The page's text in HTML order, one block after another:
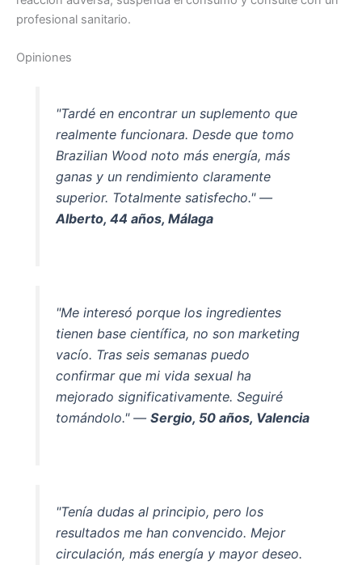
profesional sanitario.
Opiniones
"Tardé en encontrar un suplemento que
realmente funcionara. Desde que tomo
Brazilian Wood noto más energía, más
ganas y un rendimiento claramente
superior. Totalmente satisfecho." —
Alberto, 44 años, Málaga
"Me interesó porque los ingredientes
tienen base científica, no son marketing
vacío. Tras seis semanas puedo
confirmar que mi vida sexual ha
mejorado significativamente. Seguiré
tomándolo." —Sergio, 50 años, Valencia
"Tenía dudas al principio, pero los
resultados me han convencido. Mejor
circulación, más energía y mayor deseo.